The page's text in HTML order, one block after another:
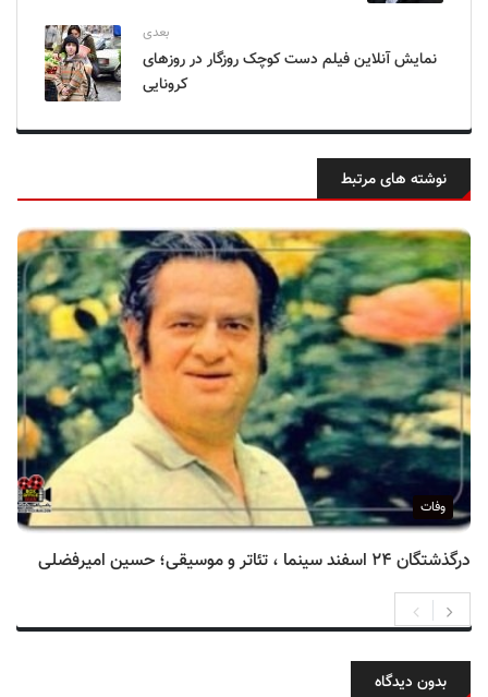
بعدی
نمایش آنلاین فیلم دست کوچک روزگار در روزهای
کرونایی
نوشته های مرتبط
وفات
درگذشتگان ۲۴ اسفند سینما ، تئاتر و موسیقی؛ حسین امیرفضلی
بدون دیدگاه